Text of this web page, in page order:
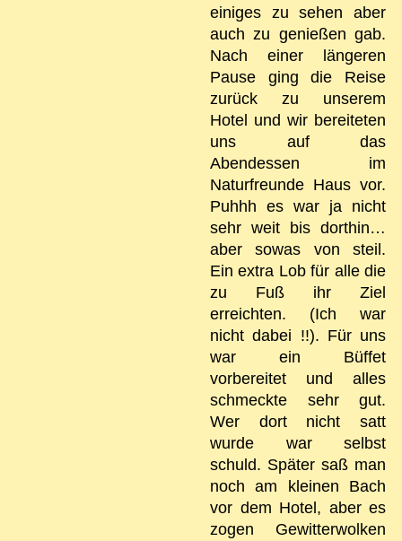
einiges zu sehen aber
auch zu genießen gab.
Nach einer längeren
Pause ging die Reise
zurück zu unserem
Hotel und wir bereiteten
uns auf das
Abendessen im
Naturfreunde Haus vor.
Puhhh es war ja nicht
sehr weit bis dorthin…
aber sowas von steil.
Ein extra Lob für alle die
zu Fuß ihr Ziel
erreichten. (Ich war
nicht dabei !!). Für uns
war ein Büffet
vorbereitet und alles
schmeckte sehr gut.
Wer dort nicht satt
wurde war selbst
schuld. Später saß man
noch am kleinen Bach
vor dem Hotel, aber es
zogen Gewitterwolken